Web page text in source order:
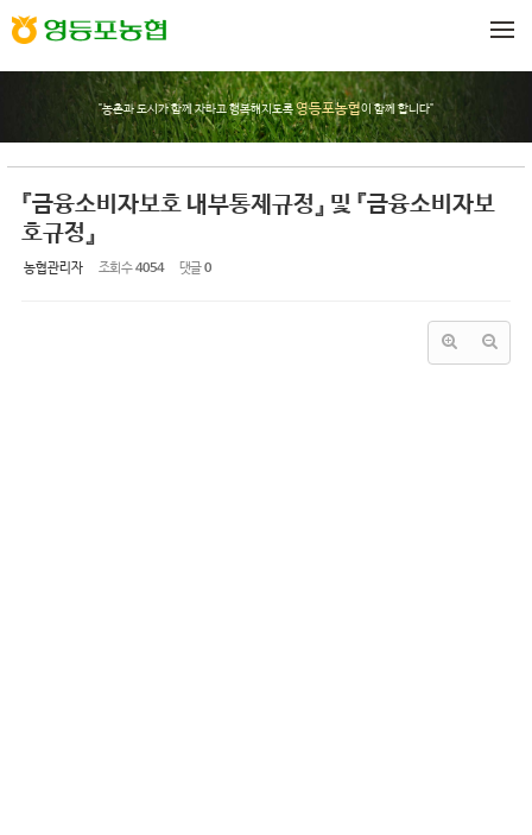
"농촌과 도시가 함께 자라고 행복해지도록영등포농협이 함께 합니다"
『금융소비자보호 내부통제규정』 및 『금융소비자보
호규정』
농협관리자 조회 수4054 댓글0